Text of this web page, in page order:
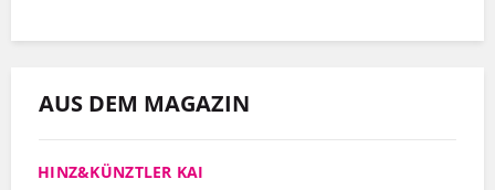
AUS DEM MAGAZIN
HINZ&KÜNZTLER KAI